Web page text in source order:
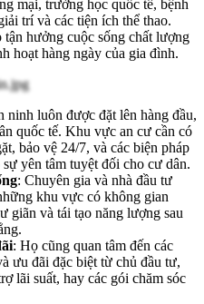
mại, trường học quốc tế, bệnh
trí và các tiện ích thể thao.
hưởng cuộc sống chất lượng
hoạt hàng ngày của gia đình.
ninh luôn được đặt lên hàng đầu,
quốc tế. Khu vực an cư cần có
bảo vệ 24/7, và các biện pháp
yên tâm tuyệt đối cho cư dân.
: Chuyên gia và nhà đầu tư
khu vực có không gian
giãn và tái tạo năng lượng sau
: Họ cũng quan tâm đến các
ưu đãi đặc biệt từ chủ đầu tư,
lãi suất, hay các gói chăm sóc